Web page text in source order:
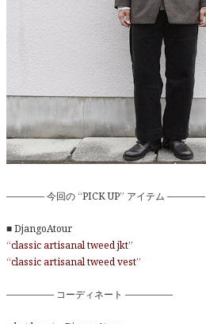
———— 今回の “PICK UP” アイテム ————
■ DjangoAtour
“classic artisanal tweed jkt”
“classic artisanal tweed vest”
————— コーディネート —————